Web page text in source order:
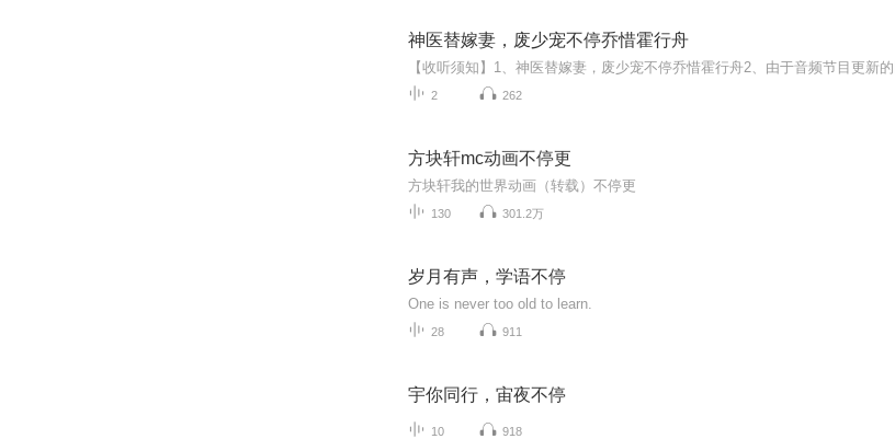
神医替嫁妻，废少宠不停乔惜霍行舟
2 262
方块轩mc动画不停更
方块轩我的世界动画（转载）不停更
130 301.2万
岁月有声，学语不停
One is never too old to learn.
28 911
宇你同行，宙夜不停
10 918